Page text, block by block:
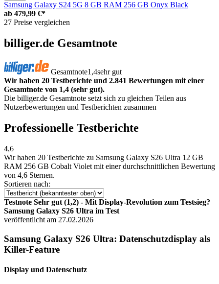
Samsung Galaxy S24 5G 8 GB RAM 256 GB Onyx Black
ab 479,99 €*
27 Preise vergleichen
billiger.de Gesamtnote
Gesamtnote1,4sehr gut
Wir haben 20 Testberichte und 2.841 Bewertungen mit einer
Gesamtnote von 1,4 (sehr gut).
Die billiger.de Gesamtnote setzt sich zu gleichen Teilen aus
Nutzerbewertungen und Testberichten zusammen
Professionelle Testberichte
4,6
Wir haben 20 Testberichte zu Samsung Galaxy S26 Ultra 12 GB
RAM 256 GB Cobalt Violet mit einer durchschnittlichen Bewertung
von 4,6 Sternen.
Sortieren nach:
Testnote Sehr gut (1,2) - Mit Display-Revolution zum Testsieg?
Samsung Galaxy S26 Ultra im Test
veröffentlicht am 27.02.2026
Samsung Galaxy S26 Ultra: Datenschutzdisplay als
Killer-Feature
Display und Datenschutz